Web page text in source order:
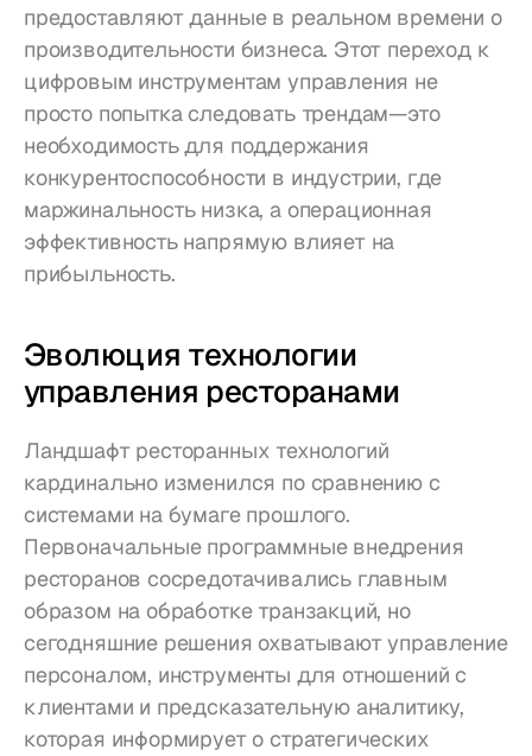
предоставляют данные в реальном времени о
производительности бизнеса. Этот переход к
цифровым инструментам управления не
просто попытка следовать трендам—это
необходимость для поддержания
конкурентоспособности в индустрии, где
маржинальность низка, а операционная
эффективность напрямую влияет на
прибыльность.
Эволюция технологии
управления ресторанами
Ландшафт ресторанных технологий
кардинально изменился по сравнению с
системами на бумаге прошлого.
Первоначальные программные внедрения
ресторанов сосредотачивались главным
образом на обработке транзакций, но
сегодняшние решения охватывают управление
персоналом, инструменты для отношений с
клиентами и предсказательную аналитику,
которая информирует о стратегических